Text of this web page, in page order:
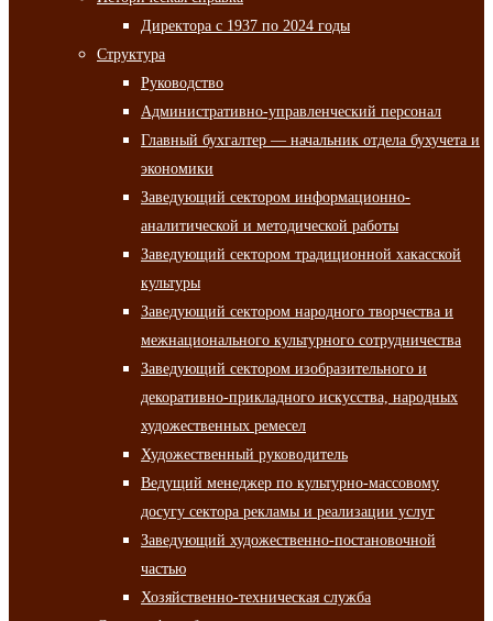
Директора с 1937 по 2024 годы
Структура
Руководство
Административно-управленческий персонал
Главный бухгалтер — начальник отдела бухучета и
экономики
Заведующий сектором информационно-
аналитической и методической работы
Заведующий сектором традиционной хакасской
культуры
Заведующий сектором народного творчества и
межнационального культурного сотрудничества
Заведующий сектором изобразительного и
декоративно-прикладного искусства, народных
художественных ремесел
Художественный руководитель
Ведущий менеджер по культурно-массовому
досугу сектора рекламы и реализации услуг
Заведующий художественно-постановочной
частью
Хозяйственно-техническая служба